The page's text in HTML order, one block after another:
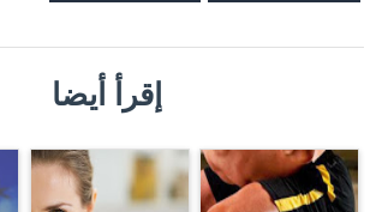
إقرأ أيضا